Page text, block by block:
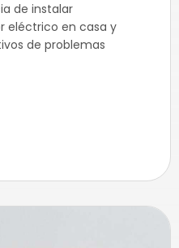
de instalar
eléctrico en casa y
de problemas